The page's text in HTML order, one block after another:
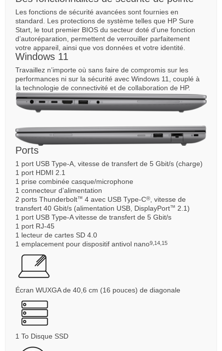
Les fonctions de sécurité avancées sont fournies en
standard. Les protections de système telles que HP Sure
Start, le tout premier BIOS du secteur doté d’une fonction
d’autoréparation, permettent de verrouiller parfaitement
votre appareil, ainsi que vos données et votre identité.
Windows 11
Travaillez n’importe où sans faire de compromis sur les
performances ni sur la sécurité avec Windows 11, couplé à
la technologie de connectivité et de collaboration de HP.
Ports
1 port USB Type-A, vitesse de transfert de 5 Gbit/s (charge)
1 port HDMI 2.1
1 prise combinée casque/microphone
1 connecteur d’alimentation
2 ports Thunderbolt™ 4 avec USB Type-C®
, vitesse de
transfert 40 Gbit/s (alimentation USB, DisplayPort™ 2.1)
1 port USB Type-A vitesse de transfert de 5 Gbit/s
1 port RJ-45
1 lecteur de cartes SD 4.0
1 emplacement pour dispositif antivol nano9 14 15
Écran WUXGA de 40,6 cm (16 pouces) de diagonale
1 To Disque SSD